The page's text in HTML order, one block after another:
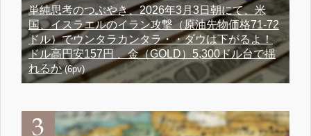
単純思考のつぶやき、2026年3月3日朝にて、米
国、イスラエルのイラン攻撃（原油先物価格71-72
ドル）でウンタラカンタラ・・ダウは下がるよ！
ドル高円安157円 、金（GOLD）5,300ドル台で揺
れるか(6pv)